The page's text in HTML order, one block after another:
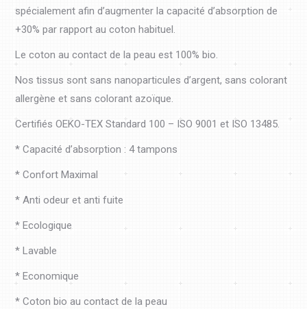
spécialement afin d’augmenter la capacité d’absorption de
+30% par rapport au coton habituel.
Le coton au contact de la peau est 100% bio.
Nos tissus sont sans nanoparticules d’argent, sans colorant
allergène et sans colorant azoïque.
Certifiés OEKO-TEX Standard 100 – ISO 9001 et ISO 13485.
* Capacité d’absorption : 4 tampons
* Confort Maximal
* Anti odeur et anti fuite
* Ecologique
* Lavable
* Economique
* Coton bio au contact de la peau